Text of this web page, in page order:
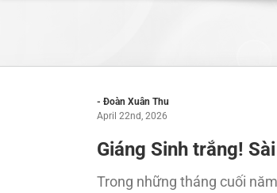
- Đoàn Xuân Thu
April 22nd, 2026
Giáng Sinh trắng!
Trong những tháng cuối